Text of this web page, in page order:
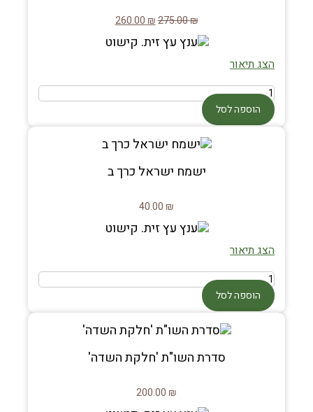
₪
275.00
₪
הצג תיאור
הוספה לסל
ישמח ישראל כרך ב
₪
הצג תיאור
הוספה לסל
סדרת השו"ת 'חלקת השדה'
₪